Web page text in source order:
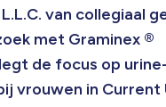
L.L.C. van collegiaal
met Graminex ®
de focus op urine-
vrouwen in Current